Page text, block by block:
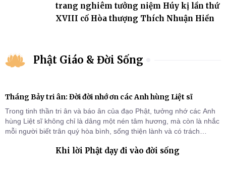
trang nghiêm tưởng niệm Húy kị lần thứ
XVIII cố Hòa thượng Thích Nhuận Hiền
Phật Giáo & Đời Sống
Tháng Bảy tri ân: Đời đời nhớ ơn các Anh hùng Liệt sĩ
Trong tinh thần tri ân và báo ân của đạo Phật, tưởng nhớ các Anh
hùng Liệt sĩ không chỉ là dâng một nén tâm hương, mà còn là nhắc
mỗi người biết trân quý hòa bình, sống thiện lành và có trách
Khi lời Phật dạy đi vào đời sống